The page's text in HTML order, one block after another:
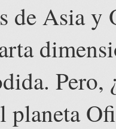
de Asia
Pero,
planeta